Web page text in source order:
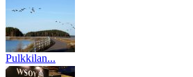
Pulkkilan...
(17)